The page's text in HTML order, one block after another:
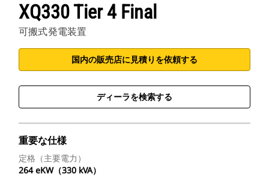
XQ330 Tier 4 Final
可搬式発電装置
国内の販売店に見積りを依頼する
ディーラを検索する
重要な仕様
定格（主要電力）
264 eKW（330 kVA）